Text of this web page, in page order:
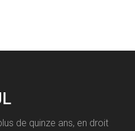
de quinze ans, en droit